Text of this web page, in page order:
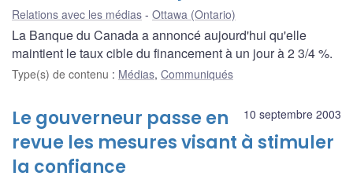
Relations avec les médias Ottawa (Ontario)
La Banque du Canada a annoncé aujourd'hui qu'elle
maintient le taux cible du financement à un jour à 2 3/4 %.
Type(s) de contenu : Médias, Communiqués
10 septembre 2003
Le gouverneur passe en
revue les mesures visant à stimuler
la confiance